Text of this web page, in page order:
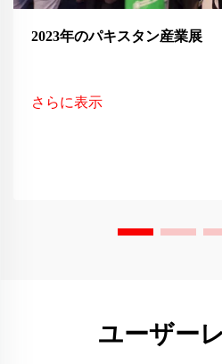
2023年のパキスタン産業展
さらに表示
ユーザー